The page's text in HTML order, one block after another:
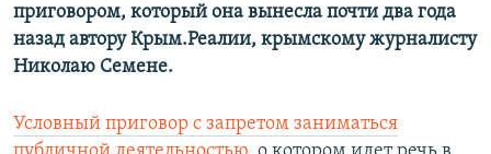
приговором, который она вынесла почти два года
назад автору Крым.Реалии, крымскому журналисту
Николаю Семене.
Условный приговор с запретом заниматься